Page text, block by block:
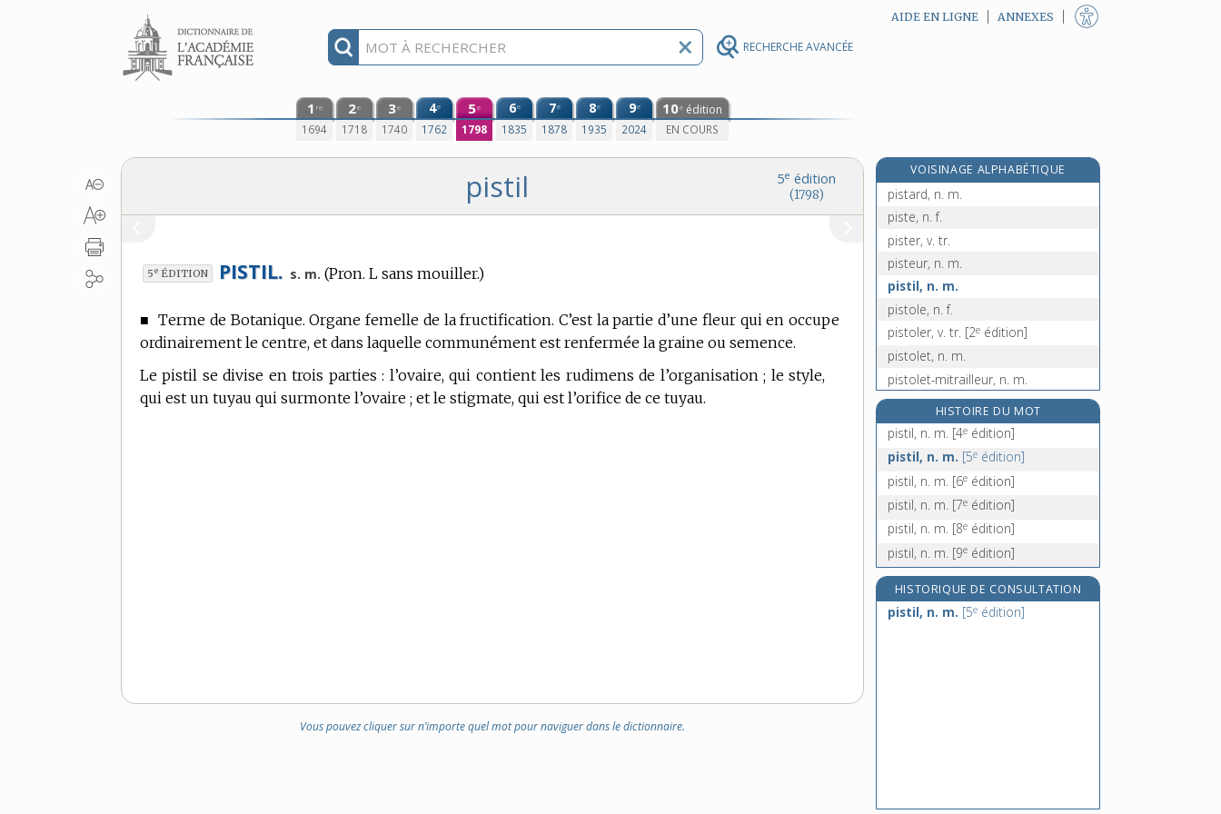
RECHERCHE AVANCÉE
Aller au contenu AIDE EN LIGNE ANNEXES
1 re
1694
2e
1718
3e
1740
4e
1762
5e
1798
6e
1835
7e
1878
8e
1935
9e
2024
10e édition
EN COURS
5e édition
(1798)
pistil
5e ÉDITION PISTIL. s. m. (Pron. L sans mouiller.)
■Terme de Botanique. Organe femelle de la fructification. C’est la partie d’une fleur qui en occupe
ordinairement le centre, et dans laquelle communément est renfermée la graine ou semence.
Le pistil se divise en trois parties : l’ovaire, qui contient les rudimens de l’organisation ; le style,
qui est un tuyau qui surmonte l’ovaire ; et le stigmate, qui est l’orifice de ce tuyau.
Vous pouvez cliquer sur n’importe quel mot pour naviguer dans le dictionnaire.
VOISINAGE ALPHABÉTIQUE
pistage, n. m.
pistard, n. m.
piste, n. f.
pister, v. tr.
pisteur, n. m.
pistil, n. m.
pistole, n. f.
pistoler, v. tr. [2e édition]
pistolet, n. m.
pistolet-mitrailleur, n. m.
pistolier, n. m.[2eédition]
piston, n. m.
pistonner, v. tr.
pistou, n. m.
HISTOIRE DU MOT
pistil, n. m. [4e édition]
pistil, n. m. [5e édition]
pistil, n. m. [6e édition]
pistil, n. m. [7e édition]
pistil, n. m. [8e édition]
pistil, n. m. [9e édition]
HISTORIQUE DE CONSULTATION
pistil, n. m. [5e édition]